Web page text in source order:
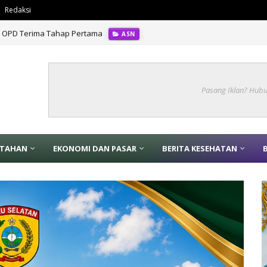
Redaksi
Terima Tahap Pertama ASN
Pasang Iklan?
EKONOMI DAN PASAR BERITA KESEHATAN